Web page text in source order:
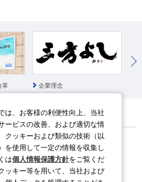
革 企業理念
サイトのご利用について
情報セキュリティポリシー
ソーシャルメディアポリシー
サイトの使い方
は、お客様の利便性向上、当社
ービスの改善、および適切な情
クッキーおよび類似の技術（以
を使用して一定の情報を収集し
は個人情報保護方針をご覧くだ
ッキー等を用いて、当社および